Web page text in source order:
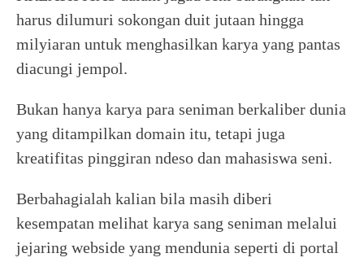
harus dilumuri sokongan duit jutaan hingga
milyiaran untuk menghasilkan karya yang pantas
diacungi jempol.
Bukan hanya karya para seniman berkaliber dunia
yang ditampilkan domain itu, tetapi juga
kreatifitas pinggiran ndeso dan mahasiswa seni.
Berbahagialah kalian bila masih diberi
kesempatan melihat karya sang seniman melalui
jejaring webside yang mendunia seperti di portal